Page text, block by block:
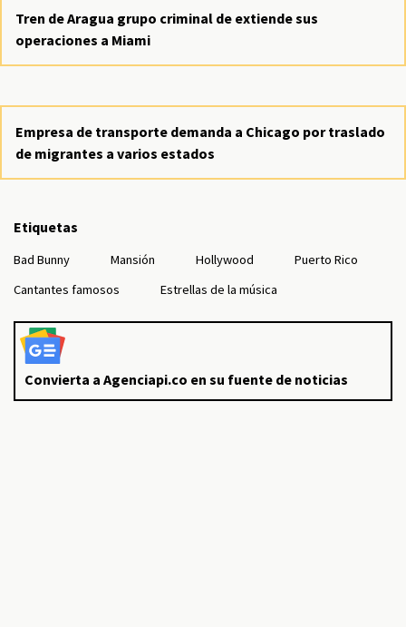
Tren de Aragua grupo criminal de extiende sus
operaciones a Miami
Empresa de transporte demanda a Chicago por traslado
de migrantes a varios estados
Etiquetas
Bad Bunny Mansión Hollywood
Puerto Rico
Cantantes famosos
Estrellas de la música
Convierta a Agenciapi.co en su fuente de noticias